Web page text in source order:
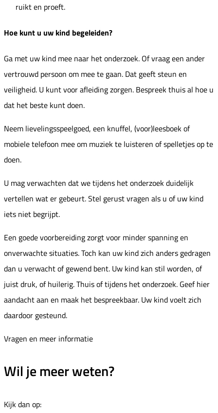
ruikt en proeft.
Hoe kunt u uw kind begeleiden?
Ga met uw kind mee naar het onderzoek. Of vraag een ander
vertrouwd persoon om mee te gaan. Dat geeft steun en
veiligheid. U kunt voor afleiding zorgen. Bespreek thuis al hoe u
dat het beste kunt doen.
Neem lievelingsspeelgoed, een knuffel, (voor)leesboek of
mobiele telefoon mee om muziek te luisteren of spelletjes op te
doen.
U mag verwachten dat we tijdens het onderzoek duidelijk
vertellen wat er gebeurt. Stel gerust vragen als u of uw kind
iets niet begrijpt.
Een goede voorbereiding zorgt voor minder spanning en
onverwachte situaties. Toch kan uw kind zich anders gedragen
dan u verwacht of gewend bent. Uw kind kan stil worden, of
juist druk, of huilerig. Thuis of tijdens het onderzoek. Geef hier
aandacht aan en maak het bespreekbaar. Uw kind voelt zich
daardoor gesteund.
Vragen en meer informatie
Wil je meer weten?
Kijk dan op: